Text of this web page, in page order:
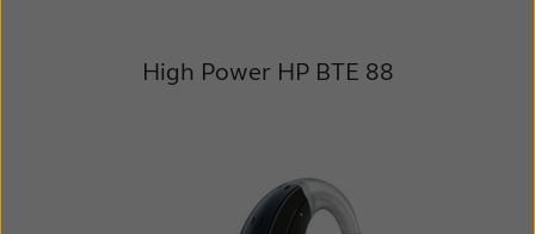
High Power HP BTE 88